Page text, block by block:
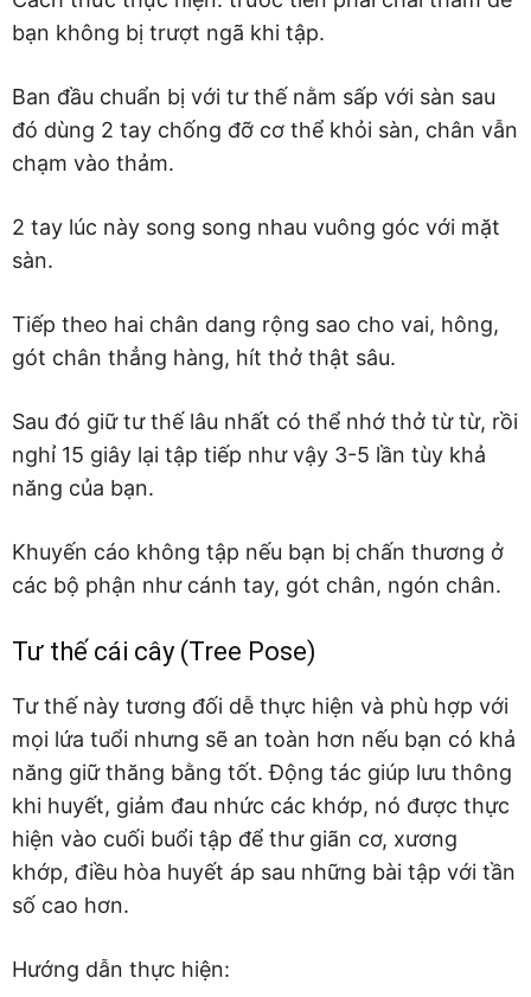
bạn không bị trượt ngã khi tập.
Ban đầu chuẩn bị với tư thế nằm sấp với sàn sau
đó dùng 2 tay chống đỡ cơ thể khỏi sàn, chân vẫn
chạm vào thảm.
2 tay lúc này song song nhau vuông góc với mặt
sàn.
Tiếp theo hai chân dang rộng sao cho vai, hông,
gót chân thẳng hàng, hít thở thật sâu.
Sau đó giữ tư thế lâu nhất có thể nhớ thở từ từ, rồi
nghỉ 15 giây lại tập tiếp như vậy 3-5 lần tùy khả
năng của bạn.
Khuyến cáo không tập nếu bạn bị chấn thương ở
các bộ phận như cánh tay, gót chân, ngón chân.
Tư thế cái cây (Tree Pose)
Tư thế này tương đối dễ thực hiện và phù hợp với
mọi lứa tuổi nhưng sẽ an toàn hơn nếu bạn có khả
năng giữ thăng bằng tốt. Động tác giúp lưu thông
khi huyết, giảm đau nhức các khớp, nó được thực
hiện vào cuối buổi tập để thư giãn cơ, xương
khớp, điều hòa huyết áp sau những bài tập với tần
số cao hơn.
Hướng dẫn thực hiện: